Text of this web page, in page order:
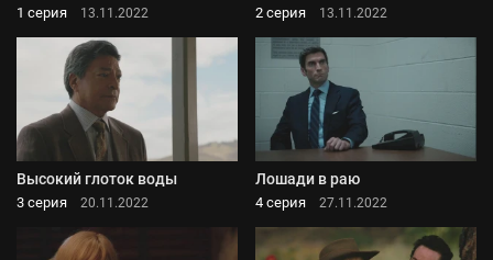
1 серия 13.11.2022 2 серия 13.11.2022
Высокий глоток воды
3 серия 20.11.2022
Лошади в раю
4 серия 27.11.2022